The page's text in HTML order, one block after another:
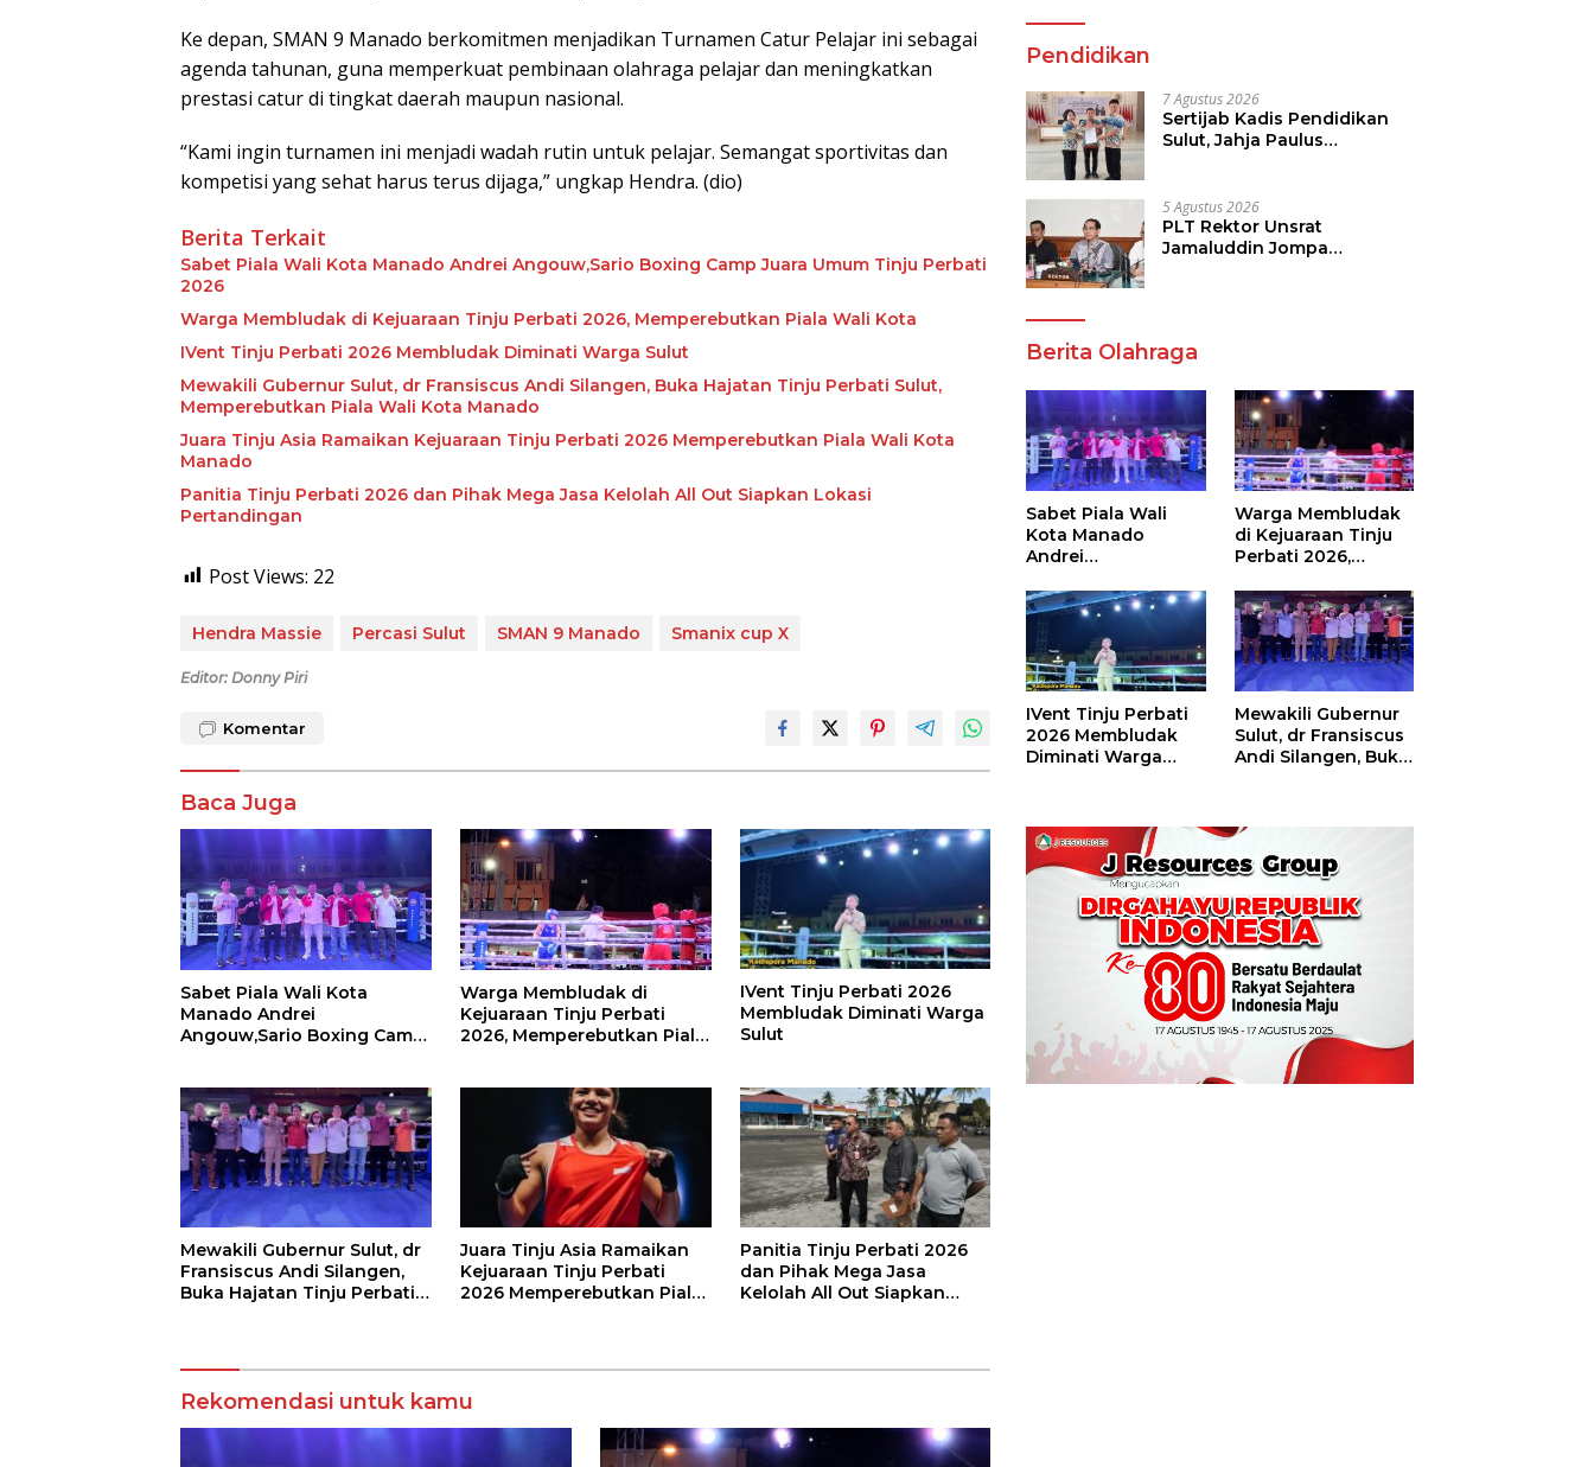
Ke depan, SMAN 9 Manado berkomitmen menjadikan Turnamen Catur Pelajar ini sebagai
agenda tahunan, guna memperkuat pembinaan olahraga pelajar dan meningkatkan
prestasi catur di tingkat daerah maupun nasional.
“Kami ingin turnamen ini menjadi wadah rutin untuk pelajar. Semangat sportivitas dan
kompetisi yang sehat harus terus dijaga,” ungkap Hendra. (dio)
Berita Terkait
Sabet Piala Wali Kota Manado Andrei Angouw,Sario Boxing Camp Juara Umum Tinju Perbati
2026
Warga Membludak di Kejuaraan Tinju Perbati 2026, Memperebutkan Piala Wali Kota
IVent Tinju Perbati 2026 Membludak Diminati Warga Sulut
Mewakili Gubernur Sulut, dr Fransiscus Andi Silangen, Buka Hajatan Tinju Perbati Sulut,
Memperebutkan Piala Wali Kota Manado
Juara Tinju Asia Ramaikan Kejuaraan Tinju Perbati 2026 Memperebutkan Piala Wali Kota
Manado
Panitia Tinju Perbati 2026 dan Pihak Mega Jasa Kelolah All Out Siapkan Lokasi
Pertandingan
Post Views: 22
Hendra Massie Percasi Sulut SMAN 9 Manado Smanix cup X
Editor: Donny Piri
Komentar
Baca Juga
Sabet Piala Wali Kota
Manado Andrei
Angouw,Sario Boxing Camp
Warga Membludak di
Kejuaraan Tinju Perbati
2026, Memperebutkan Piala
IVent Tinju Perbati 2026
Membludak Diminati Warga
Sulut
Mewakili Gubernur Sulut, dr
Fransiscus Andi Silangen,
Buka Hajatan Tinju Perbati
Juara Tinju Asia Ramaikan
Kejuaraan Tinju Perbati
2026 Memperebutkan Piala
Panitia Tinju Perbati 2026
dan Pihak Mega Jasa
Kelolah All Out Siapkan
Rekomendasi untuk kamu
Pendidikan
7 Agustus 2026
Sertijab Kadis Pendidikan
Sulut, Jahja Paulus
Pendidikan
5 Agustus 2026
PLT Rektor Unsrat
Jamaluddin Jompa
Berita Olahraga
Sabet Piala Wali
Kota Manado
Andrei
Boxing Camp Juara
Umum Tinju Perbati
2026
Warga Membludak
di Kejuaraan Tinju
Perbati 2026,
Piala Wali Kota
IVent Tinju Perbati
2026 Membludak
Diminati Warga
Mewakili Gubernur
Sulut, dr Fransiscus
Andi Silangen, Buka
Piala Wali Kota
Manado